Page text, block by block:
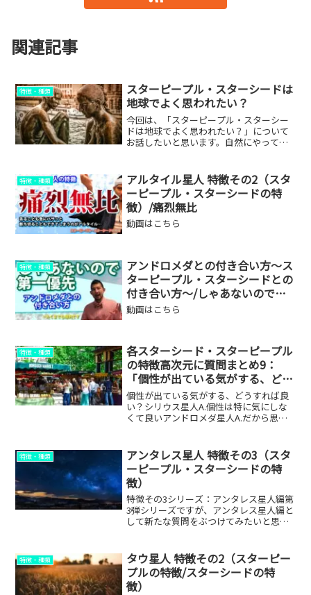
関連記事
特徴・種類
スターピープル・スターシードは
地球でよく思われたい？
今回は、「スターピープル・スターシー
ドは地球でよく思われたい？」について
お話したいと思います。自然にやってま
られます。そのエンパス能力についての
説明等はこちらエンパスで...
特徴・種類
アルタイル星人 特徴その2（スタ
ーピープル・スターシードの特
徴）/痛烈無比
動画はこちら
特徴・種類
アンドロメダとの付き合い方～ス
ターピープル・スターシードとの
付き合い方～/しゃあないので、
第一優先とする
動画はこちら
特徴・種類
各スターシード・スターピープル
の特徴高次元に質問まとめ9：
「個性が出ている気がする、どう
すれば良い？」
個性が出ている気がする、どうすれば良
い？シリウス星人A.個性は特に気にしな
くて良いアンドロメダ星人A.だから思う
A.最初の答えと一緒だ、感情に飲み込ま
れるな、そして放...
特徴・種類
アンタレス星人 特徴その3（スタ
ーピープル・スターシードの特
徴）
特徴その3シリーズ：アンタレス星人編第
3弾シリーズですが、アンタレス星人編と
して新たな質問をぶつけてみたいと思い
以前の特徴まとめはこちら↓アンタレス
の影響を受けているな...
特徴・種類
タウ星人 特徴その2（スターピー
プルの特徴/スターシードの特
徴）